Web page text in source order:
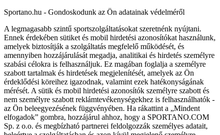
Sportano.hu - Gondoskodunk az Ön adatainak védelméről
A legmagasabb szintű sportszolgáltatásokat szeretnénk nyújtani.
Ennek érdekében sütiket és mobil hirdetési azonosítókat használunk,
amelyek biztosítják a szolgáltatás megfelelő működését, és
amennyiben hozzájárulását megadja, analitikai és hirdetés személyre
szabási célokra is felhasználjuk. Ez magában foglalja a személyre
szabott tartalmak és hirdetések megjelenítését, amelyek az Ön
érdeklődési köreihez igazodnak, valamint ezek hatékonyságának
mérését. A sütik és mobil hirdetési azonosítók személyre szabott és
nem személyre szabott reklámtevékenységekhez is felhasználhatók -
az Ön beleegyezésének függvényében. Ha rákattint a „Mindent
elfogadok” gombra, hozzájárul ahhoz, hogy a SPORTANO.COM
Sp. z o.o. és megbízható partnerei feldolgozzák személyes adatait,